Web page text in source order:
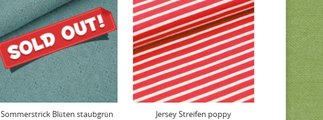
Sommerstrick Blüten staubgrün
Jersey Streifen poppy